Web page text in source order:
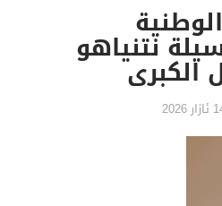
نتنياهو
الكبرى
2026